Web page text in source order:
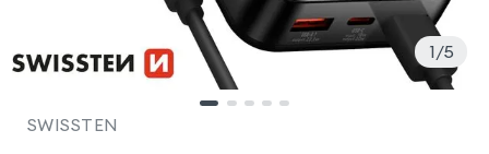
1 5
SWISSTEN